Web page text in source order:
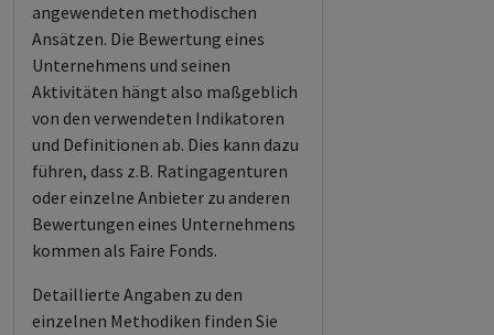
angewendeten methodischen
Ansätzen. Die Bewertung eines
Unternehmens und seinen
Aktivitäten hängt also maßgeblich
von den verwendeten Indikatoren
und Definitionen ab. Dies kann dazu
führen, dass z.B. Ratingagenturen
oder einzelne Anbieter zu anderen
Bewertungen eines Unternehmens
kommen als Faire Fonds.
Detaillierte Angaben zu den
einzelnen Methodiken finden Sie